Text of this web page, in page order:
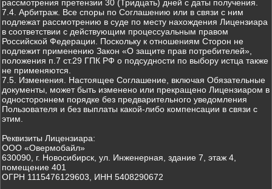
рассмотрения претензии 30 (Тридцать) дней с даты получения.
7.4. Арбитраж. Все споры по Соглашению или в связи с ним
подлежат рассмотрению в суде по месту нахождения Лицензиара
в соответствии с действующим процессуальным правом
Российской Федерации. Поскольку к отношениям Сторон не
подлежит применению Закон «О защите прав потребителей»,
положения п.7 ст.29 ГПК РФ о подсудности по выбору истца также
не применяются.
7.5. Изменения. Настоящее Соглашение, включая Обязательные
документы, может быть изменено или прекращено Лицензиаром в
одностороннем порядке без предварительного уведомления
Пользователя и без выплаты какой-либо компенсации в связи с
этим.
Реквизиты Лицензиара:
ООО «Овермобайл»
630090, г. Новосибирск, ул. Инженерная, здание 7, этаж 4,
помещение 401
ОГРН 1115476129603, ИНН 5408290672